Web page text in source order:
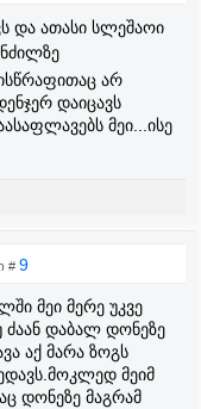
და ათასი სლეშაოი
არ
დაიცავს
მეი...ისე
# 9
მეი მერე უკვე
ძაან დაბალ დონეზე
აქ მარა ზოგს
მეიმ
დონეზე მაგრამ